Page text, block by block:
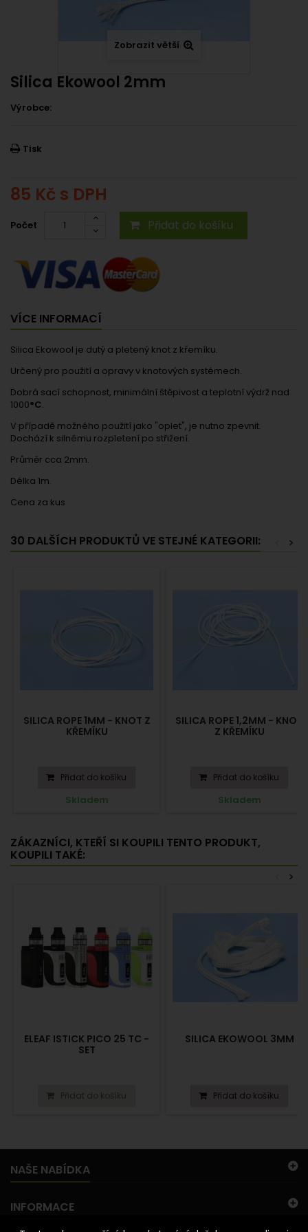
Zobrazit větší
Silica Ekowool 2mm
Výrobce:
Tisk
85 Kč s DPH
Počet Přidat do košíku
VÍCE INFORMACÍ
Silica Ekowool je dutý a pletený knot z křemíku.
Určený pro použití a opravy v knotových systémech.
Dobrá sací schopnost, minimální štěpivost a teplotní výdrž nad
1000°C.
V případě možného použití jako "oplet", je nutno zpevnit.
Dochází k silnému rozpletení po střižení.
Průměr cca 2mm.
Délka 1m.
Cena za kus
30 DALŠÍCH PRODUKTŮ VE STEJNÉ KATEGORII: >
SILICA ROPE 1MM - KNOT Z
KŘEMÍKU
Přidat do košíku
Skladem
SILICA ROPE 1,2MM - KNOT
Z KŘEMÍKU
Přidat do košíku
Skladem
ZÁKAZNÍCI, KTEŘÍ SI KOUPILI TENTO PRODUKT,
KOUPILI TAKÉ:
>
ELEAF ISTICK PICO 25 TC -
SET
Přidat do košíku
SILICA EKOWOOL 3MM
Přidat do košíku
NAŠE NABÍDKA
INFORMACE